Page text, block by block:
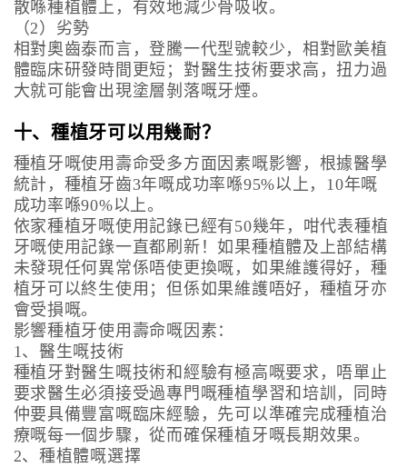
散喺種植體上，有效地減少骨吸收。
（2）劣勢
相對奧齒泰而言，登騰一代型號較少，相對歐美植
體臨床研發時間更短；對醫生技術要求高，扭力過
大就可能會出現塗層剝落嘅牙煙。
十、種植牙可以用幾耐？
種植牙嘅使用壽命受多方面因素嘅影響，根據醫學
統計，種植牙齒3年嘅成功率喺95%以上，10年嘅
成功率喺90%以上。
依家種植牙嘅使用記錄已經有50幾年，咁代表種植
牙嘅使用記錄一直都刷新！如果種植體及上部結構
未發現任何異常係唔使更換嘅，如果維護得好，種
植牙可以終生使用；但係如果維護唔好，種植牙亦
會受損嘅。
影響種植牙使用壽命嘅因素：
1、醫生嘅技術
種植牙對醫生嘅技術和經驗有極高嘅要求，唔單止
要求醫生必須接受過專門嘅種植學習和培訓，同時
仲要具備豐富嘅臨床經驗，先可以準確完成種植治
療嘅每一個步驟，從而確保種植牙嘅長期效果。
2、種植體嘅選擇